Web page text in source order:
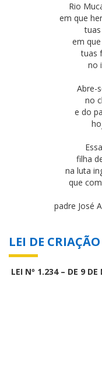
Rio
em que
em
tuas
no
Abre-
no
e do
filha
na luta
que
padre José
LEI DE CRIAÇÃO
LEI Nº 1.234 – DE 9